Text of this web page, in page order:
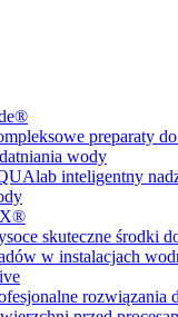
preparaty
wody
inteligentny
skuteczne środki
w instalacjach
rozwiązania